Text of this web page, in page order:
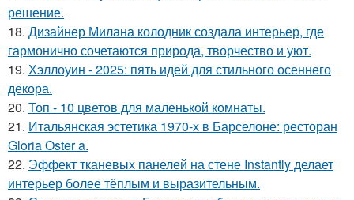
решение.
18. Дизайнер Милана колодник создала интерьер, где
гармонично сочетаются природа, творчество и уют.
19. Хэллоуин - 2025: пять идей для стильного осеннего
декора.
20. Топ - 10 цветов для маленькой комнаты.
21. Итальянская эстетика 1970-х в Барселоне: ресторан
Gloria Oster a.
22. Эффект тканевых панелей на стене Instantly делает
интерьер более тёплым и выразительным.